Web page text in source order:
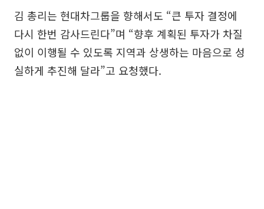
김 총리는 현대차그룹을 향해서도 “큰 투자 결정에
다시 한번 감사드린다”며 “향후 계획된 투자가 차질
없이 이행될 수 있도록 지역과 상생하는 마음으로 성
실하게 추진해 달라”고 요청했다.